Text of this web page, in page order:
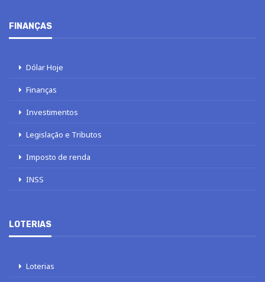
FINANÇAS
Dólar Hoje
Finanças
Investimentos
Legislação e Tributos
Imposto de renda
INSS
LOTERIAS
Loterias